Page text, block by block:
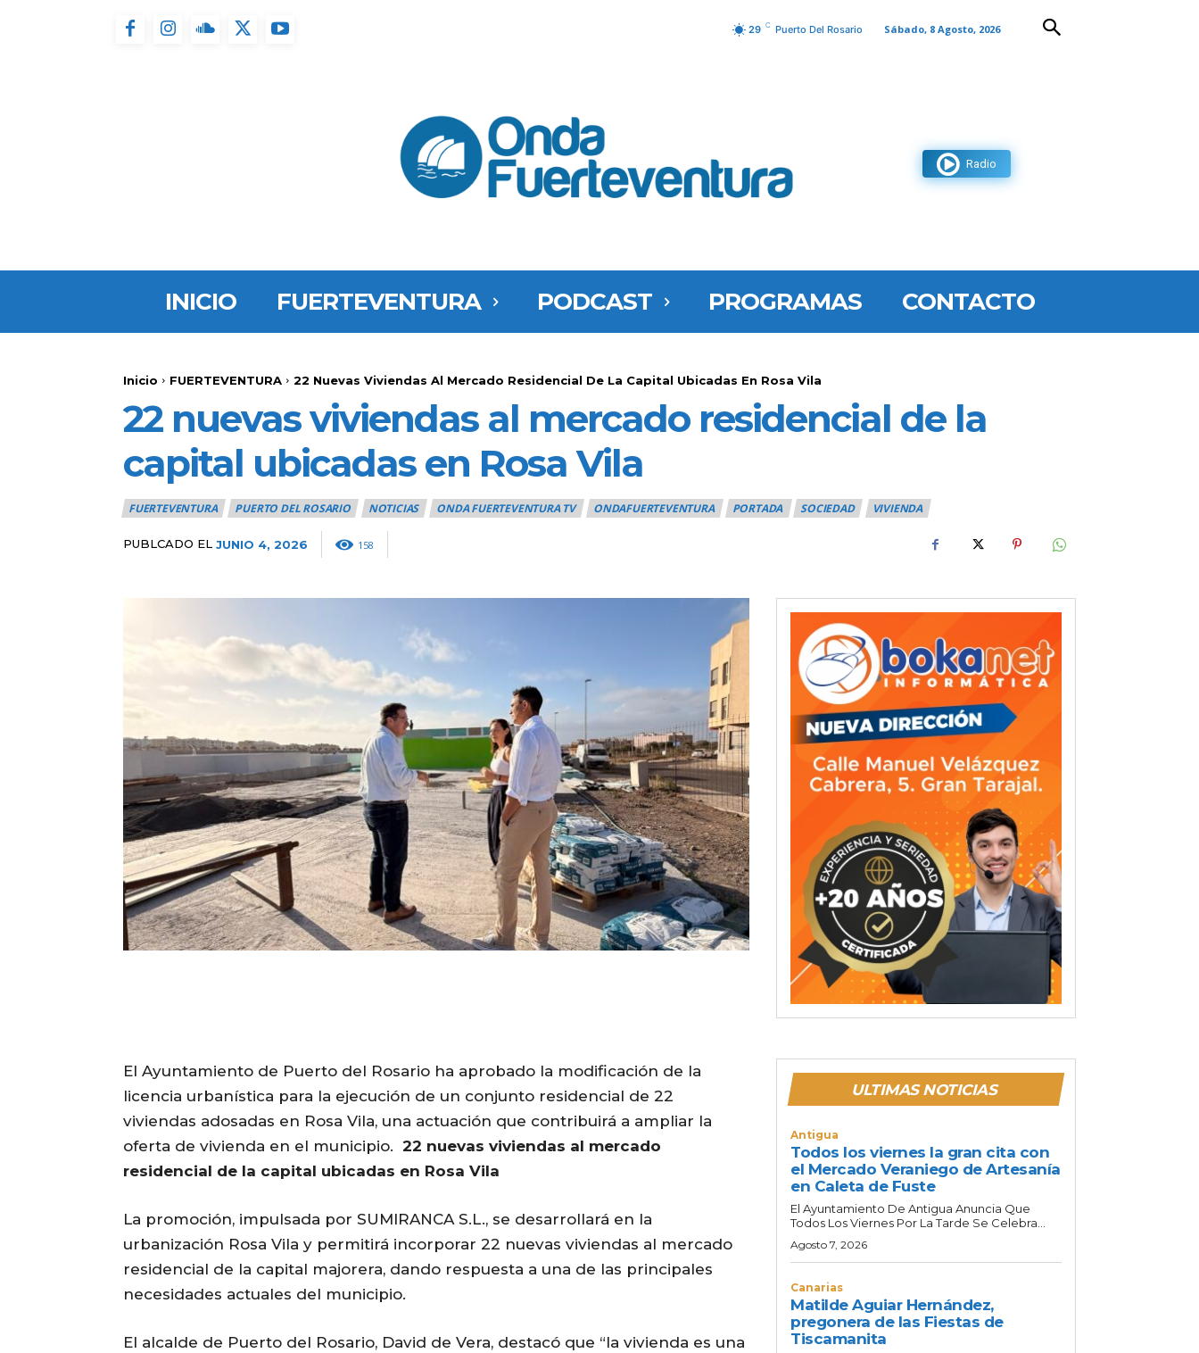
29 C Puerto Del Rosario Sábado, 8 Agosto, 2026
Radio
INICIO FUERTEVENTURA PODCAST PROGRAMAS CONTACTO
Inicio FUERTEVENTURA 22 Nuevas Viviendas Al Mercado Residencial De La Capital Ubicadas En Rosa Vila
22 nuevas viviendas al mercado residencial de la
capital ubicadas en Rosa Vila
FUERTEVENTURA PUERTO DEL ROSARIO NOTICIAS ONDA FUERTEVENTURA TV ONDAFUERTEVENTURA PORTADA SOCIEDAD VIVIENDA
PUBLCADO EL JUNIO 4, 2026 158
El Ayuntamiento de Puerto del Rosario ha aprobado la modificación de la
licencia urbanística para la ejecución de un conjunto residencial de 22
viviendas adosadas en Rosa Vila, una actuación que contribuirá a ampliar la
oferta de vivienda en el municipio. 22 nuevas viviendas al mercado
residencial de la capital ubicadas en Rosa Vila
La promoción, impulsada por SUMIRANCA S.L., se desarrollará en la
urbanización Rosa Vila y permitirá incorporar 22 nuevas viviendas al mercado
residencial de la capital majorera, dando respuesta a una de las principales
necesidades actuales del municipio.
El alcalde de Puerto del Rosario, David de Vera, destacó que “la vivienda es una
ULTIMAS NOTICIAS
Antigua
Todos los viernes la gran cita con
el Mercado Veraniego de Artesanía
en Caleta de Fuste
El Ayuntamiento De Antigua Anuncia Que
Todos Los Viernes Por La Tarde Se Celebra...
Agosto 7, 2026
Canarias
Matilde Aguiar Hernández,
pregonera de las Fiestas de
Tiscamanita